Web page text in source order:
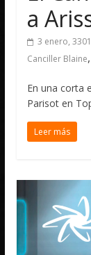
a
3 enero, 3301
Canciller Blaine,
En una corta
Parisot en
Leer más